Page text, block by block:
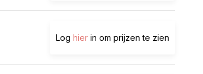
Log hierin om prijzen te zien